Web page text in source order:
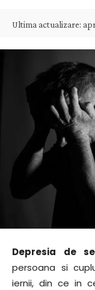
Ultima actualizare:
Depresia de
persoana si
iernii, din ce in